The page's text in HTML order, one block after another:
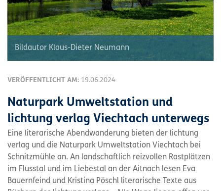
Bildautor Klaus-Dieter Neumann
VERÖFFENTLICHT AM: 19.06.2024
Naturpark Umweltstation und
lichtung verlag Viechtach unterwegs
Eine literarische Abendwanderung bieten der lichtung
verlag und die Naturpark Umweltstation Viechtach bei
Schnitzmühle an. An landschaftlich reizvollen Rastplätzen
im Flusstal und im Liebestal an der Aitnach lesen Eva
Bauernfeind und Kristina Pöschl literarische Texte aus